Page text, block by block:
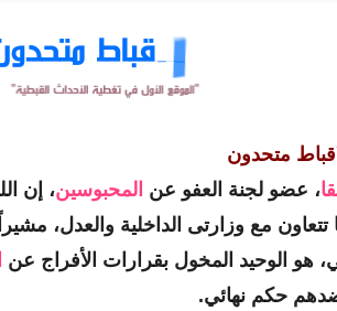
متحدون
، عضو لجنة العفو عن المحبوسين، إن
تتعاون مع وزارتى الداخلية والعدل،
هو الوحيد المخول بقرارات الأفراج عن
حكم نهائي.